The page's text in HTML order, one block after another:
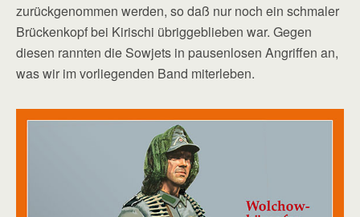
zurückgenommen werden, so daß nur noch ein schmaler
Brückenkopf bei Kirischi übriggeblieben war. Gegen
diesen rannten die Sowjets in pausenlosen Angriffen an,
was wir im vorliegenden Band miterleben.